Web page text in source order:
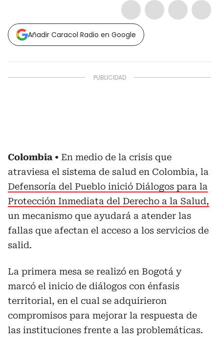
Añadir Caracol Radio en Google
Colombia
En medio de la crisis que
atraviesa el sistema de salud en Colombia, la
Defensoría del Pueblo inició Diálogos para la
Protección Inmediata del Derecho a la Salud,
un mecanismo que ayudará a atender las
fallas que afectan el acceso a los servicios de
salid.
La primera mesa se realizó en Bogotá y
marcó el inicio de diálogos con énfasis
territorial, en el cual se adquirieron
compromisos para mejorar la respuesta de
las instituciones frente a las problemáticas.